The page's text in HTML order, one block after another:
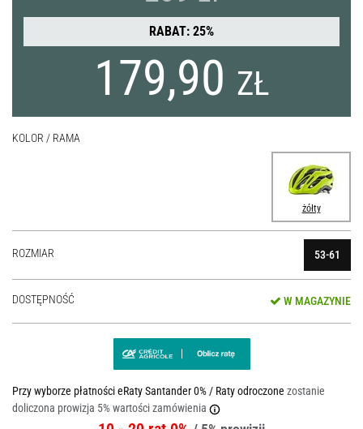
RABAT: 25%
179,90 ZŁ
KOLOR / RAMA
żółty
ROZMIAR 53-61
DOSTĘPNOŚĆ W MAGAZYNIE
Przy wyborze płatności eRaty Santander 0% / Raty odroczone zostanie
doliczona prowizja 5% wartości zamówienia